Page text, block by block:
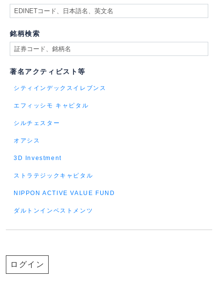
銘柄検索
著名アクティビスト等
シティインデックスイレブンス
エフィッシモ キャピタル
シルチェスター
オアシス
3D Investment
ストラテジックキャピタル
NIPPON ACTIVE VALUE FUND
ダルトンインベストメンツ
ログイン